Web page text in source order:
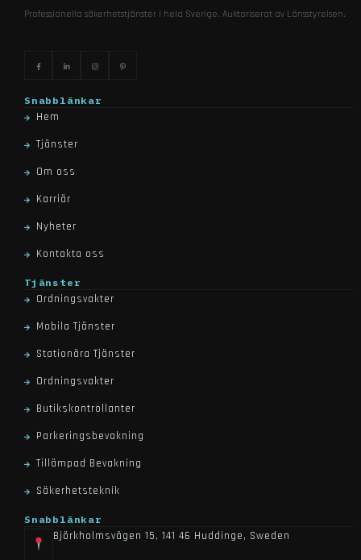
Professionella säkerhetstjänster i hela Sverige. Auktoriserat av Länsstyrelsen.
Snabblänkar
Hem
Tjänster
Om oss
Karriär
Nyheter
Kontakta oss
Tjänster
Ordningsvakter
Mobila Tjänster
Stationära Tjänster
Ordningsvakter
Butikskontrollanter
Parkeringsbevakning
Tillämpad Bevakning
Säkerhetsteknik
Snabblänkar
Björkholmsvägen 15, 141 46 Huddinge, Sweden